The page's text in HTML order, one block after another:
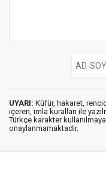
UYARI: Küfür, hakaret,
içeren, imla kuralları ile
Türkçe karakter
onaylanmamaktadır.